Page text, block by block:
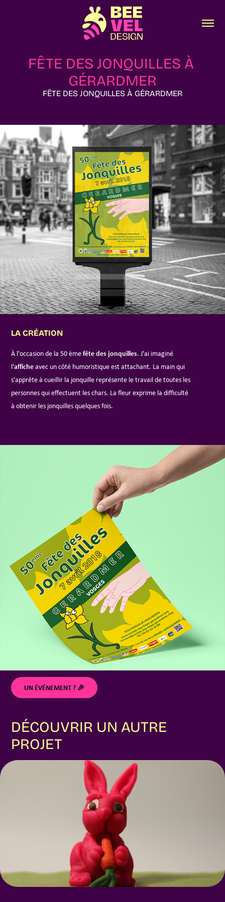
FÊTE DES JONQUILLES À
GÉRARDMER
FÊTE DES JONQUILLES À GÉRARDMER
LA CRÉATION
À l'occasion de la 50 èmefête des jonquilles. J'ai imaginé
l'afficheavec un côté humoristique est attachant. La main qui
s'apprête à cueillir la jonquille représente le travail de toutes les
personnes qui effectuent les chars. La fleur exprime la difficulté
à obtenir les jonquilles quelques fois.
UN ÉVÉNEMENT ? 🎉
DÉCOUVRIR UN AUTRE
PROJET
MMH LES LÉGUMES